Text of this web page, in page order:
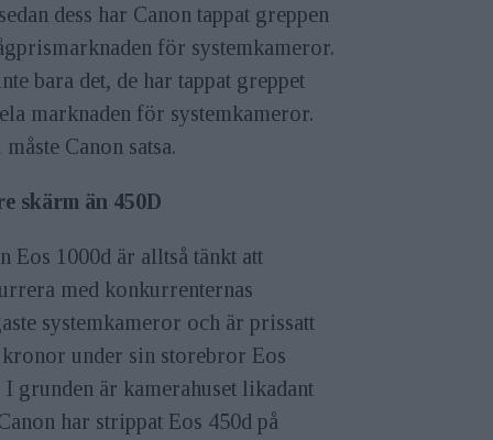
dess har Canon tappat greppen
för systemkameror.
bara det, de har tappat greppet
marknaden för systemkameror.
måste Canon satsa.
skärm än 450D
Eos 1000d är alltså tänkt att
med konkurrenternas
systemkameror och är prissatt
kronor under sin storebror Eos
I grunden är kamerahuset likadant
har strippat Eos 450d på